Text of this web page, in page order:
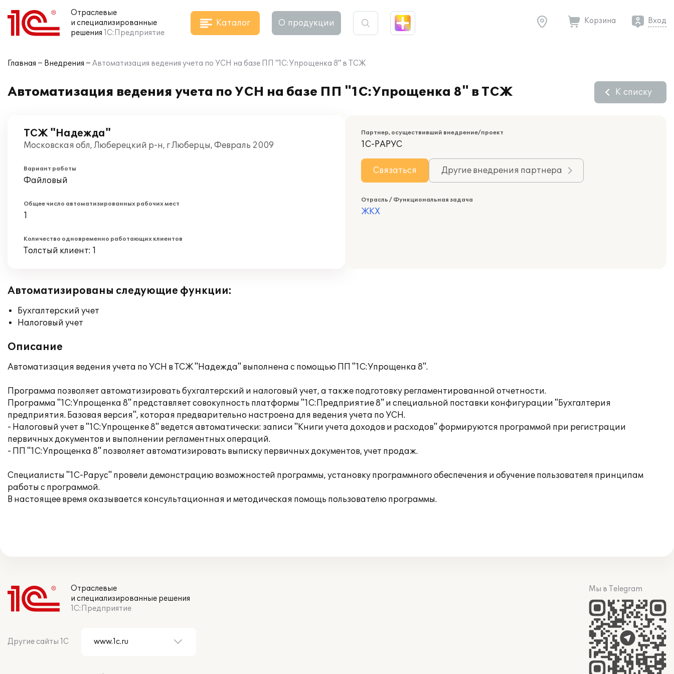
Отраслевые
и специализированные
решения 1С:Предприятие
Каталог О продукции Корзина Вход
Главная Внедрения Автоматизация ведения учета по УСН на базе ПП "1С:Упрощенка 8" в ТСЖ
Автоматизация ведения учета по УСН на базе ПП "1С:Упрощенка 8" в ТСЖ К списку
ТСЖ "Надежда"
Московская обл, Люберецкий р-н, г Люберцы, Февраль 2009
Вариант работы
Файловый
Общее число автоматизированных рабочих мест
1
Количество одновременно работающих клиентов
Толстый клиент: 1
Партнер, осуществивший внедрение/проект
1С-РАРУС
Связаться Другие внедрения партнера
Отрасль / Функциональная задача
ЖКХ
Автоматизированы следующие функции:
Бухгалтерский учет
Налоговый учет
Описание
Автоматизация ведения учета по УСН в ТСЖ "Надежда" выполнена с помощью ПП "1С:Упрощенка 8".
Программа позволяет автоматизировать бухгалтерский и налоговый учет, а также подготовку регламентированной отчетности.
Программа "1С:Упрощенка 8" представляет совокупность платформы "1С:Предприятие 8" и специальной поставки конфигурации "Бухгалтерия
предприятия. Базовая версия", которая предварительно настроена для ведения учета по УСН.
- Налоговый учет в "1С:Упрощенке 8" ведется автоматически: записи "Книги учета доходов и расходов" формируются программой при регистрации
первичных документов и выполнении регламентных операций.
- ПП "1С:Упрощенка 8" позволяет автоматизировать выписку первичных документов, учет продаж.
Специалисты "1С-Рарус" провели демонстрацию возможностей программы, установку программного обеспечения и обучение пользователя принципам
работы с программой.
В настоящее время оказывается консультационная и методическая помощь пользователю программы.
Отраслевые
и специализированные решения
1С:Предприятие
Другие сайты 1С
Мы в Telegram